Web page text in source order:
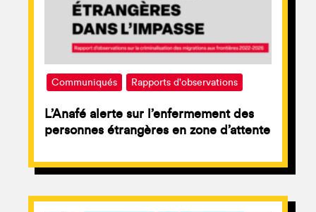
Communiqués Rapports d'observations
L’Anafé alerte sur l’enfermement des
personnes étrangères en zone d’attente